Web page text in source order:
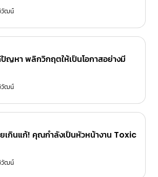
วัฒน์
ปัญหา พลิกวิกฤตให้เป็นโอกาสอย่างมี
วัฒน์
เกินแก้! คุณกำลังเป็นหัวหน้างาน Toxic
วัฒน์